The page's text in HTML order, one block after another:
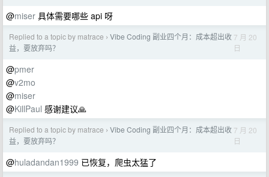
@miser 具体需要哪些 api 呀
Replied to a topic by matrace › Vibe Coding 副业四个月：成本超出收
益，要放弃吗？
7 月 20
日
@pmer
@v2mo
@miser
@KillPaul 感谢建议🙏
Replied to a topic by matrace › Vibe Coding 副业四个月：成本超出收
益，要放弃吗？
7 月 20
日
@huladandan1999 已恢复，爬虫太猛了